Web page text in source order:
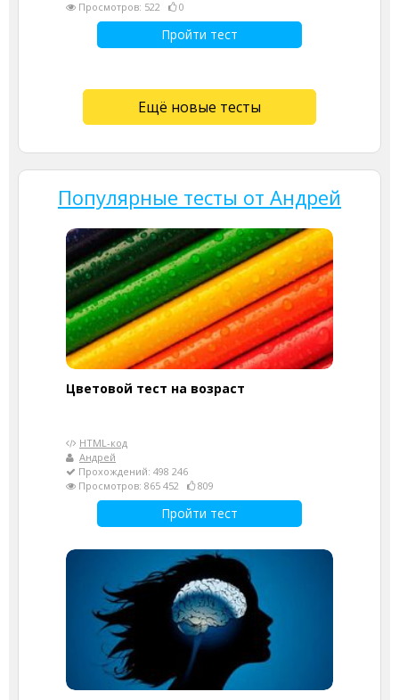
Просмотров: 522
0
Пройти тест
Ещё новые тесты
Популярные тесты от Андрей
Цветовой тест на возраст
HTML-код
Андрей
Прохождений: 498 246
Просмотров: 865 452
809
Пройти тест